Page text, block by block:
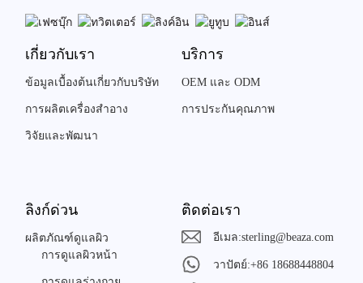
เกี่ยวกับเรา
ข้อมูลเบื้องต้นเกี่ยวกับบริษัท
การผลิตเครื่องสำอาง
วิจัยและพัฒนา
บริการ
OEM และ ODM
การประกันคุณภาพ
ลิงก์ด่วน
ผลิตภัณฑ์ดูแลผิว
การดูแลผิวหน้า
ติดต่อเรา
อีเมล:sterling@beaza.com
วาปัตย์:+86 18688448804